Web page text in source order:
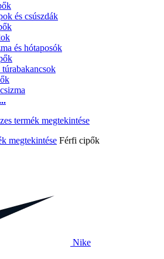
és csúszdák
és hótaposók
megtekintése Férfi cipők
Nike